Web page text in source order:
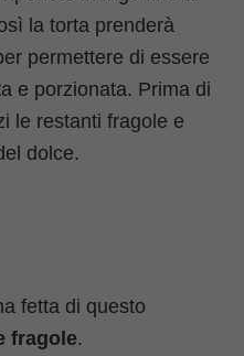
fetta di questo
fragole.